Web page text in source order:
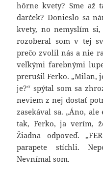
hôrne kvety? Sme až
darček? Donieslo sa
kvety, no nemyslím
rozoberal som v tej
prečo zvolil nás a nie
veľkými farebnými
prerušil Ferko. „Milan,
je?“ spýtal som sa
neviem z nej dostať
zasekával sa. „Áno,
tak, Ferko, ja verím,
Žiadna odpoveď.
parapete stíchli.
Nevnímal som.